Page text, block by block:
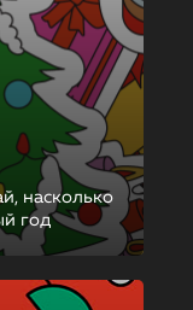
насколько
год